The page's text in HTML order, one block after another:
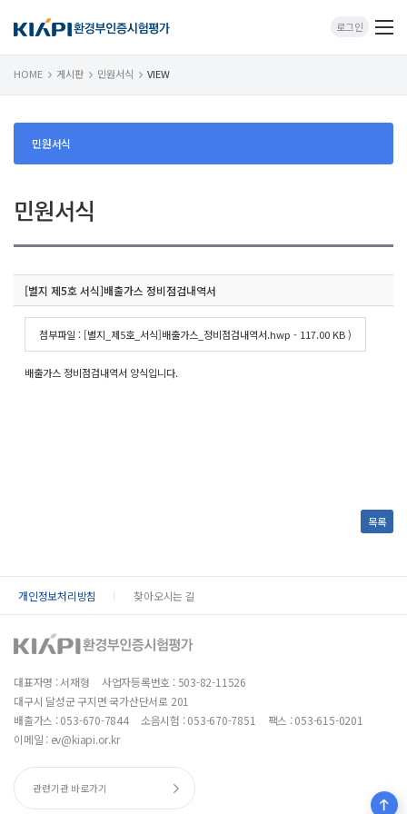
로그인
HOME 게시판 민원서식 VIEW
민원서식
민원서식
[별지 제5호 서식]배출가스 정비점검내역서
첨부파일 : [별지_제5호_서식]배출가스_정비점검내역서.hwp - 117.00 KB )
배출가스 정비점검내역서 양식입니다.
목록
개인정보처리방침 찾아오시는 길
대표자명 : 서재형
사업자등록번호 : 503-82-11526
대구시 달성군 구지면 국가산단서로 201
배출가스 :053-670-7844 소음시험 :053-670-7851
팩스 : 053-615-0201
이메일 : ev@kiapi.or.kr